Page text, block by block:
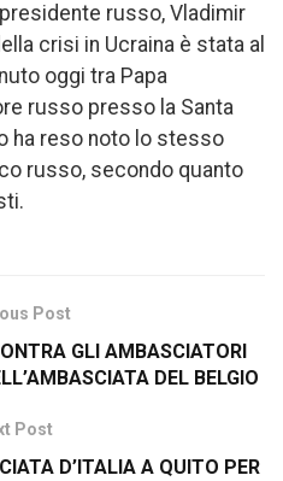
russo, Vladimir
crisi in Ucraina è stata al
oggi tra Papa
russo presso la Santa
ha reso noto lo stesso
russo, secondo quanto
Post
GLI AMBASCIATORI
DEL BELGIO
Post
D’ITALIA A QUITO PER